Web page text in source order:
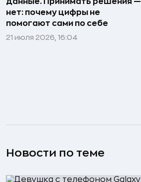
нет: почему цифры не
помогают сами по себе
21 июля 2026, 16:04
Новости по теме